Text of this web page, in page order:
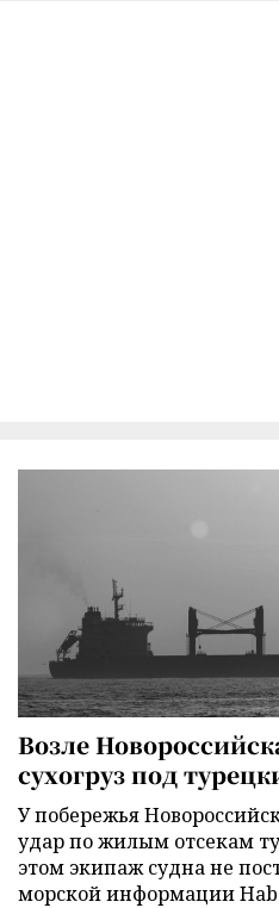
Возле
сухогруз под
У побережья
удар по жилым отсекам
этом экипаж судна не
морской информации